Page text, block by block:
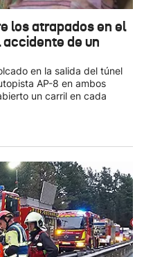
los atrapados en el
de un
en la salida del túnel
AP-8 en ambos
un carril en cada